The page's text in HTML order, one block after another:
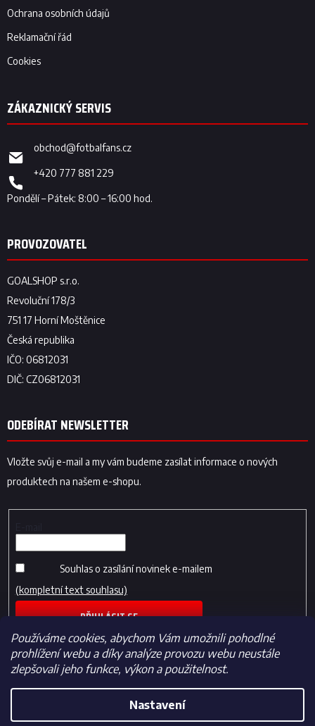
Používáme cookies, abychom Vám umožnili pohodlné
prohlížení webu a díky analýze provozu webu neustále
zlepšovali jeho funkce, výkon a použitelnost.
Nastavení
Ochrana osobních údajů
Reklamační řád
Cookies
obchod@fotbalfans.cz
+420 777 881 229
ODEBÍRAT NEWSLETTER
Vložte svůj e-mail a my vám budeme zasílat informace o nových
produktech na našem e-shopu.
Souhlas o zasílání novinek e-mailem
(kompletní text souhlasu)
PŘIHLÁSIT SE
Vytvořil Shoptet